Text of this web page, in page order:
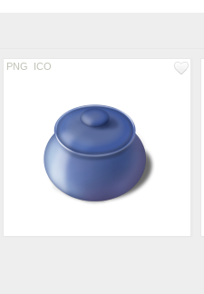
PNG ICO